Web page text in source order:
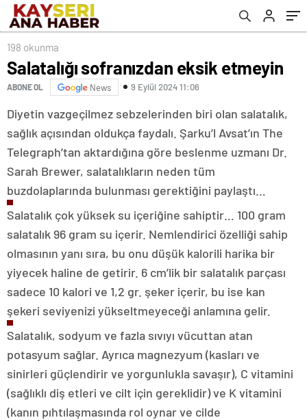
198 okunma
Salatalığı sofranızdan eksik etmeyin
ABONE OL News 9 Eylül 2024 11:06
Diyetin vazgeçilmez sebzelerinden biri olan salatalık,
sağlık açısından oldukça faydalı. Şarku’l Avsat’ın The
Telegraph’tan aktardığına göre beslenme uzmanı Dr.
Sarah Brewer, salatalıkların neden tüm
buzdolaplarında bulunması gerektiğini paylaştı…
Salatalık çok yüksek su içeriğine sahiptir… 100 gram
salatalık 96 gram su içerir. Nemlendirici özelliği sahip
olmasının yanı sıra, bu onu düşük kalorili harika bir
yiyecek haline de getirir. 6 cm’lik bir salatalık parçası
sadece 10 kalori ve 1,2 gr. şeker içerir, bu ise kan
şekeri seviyenizi yükseltmeyeceği anlamına gelir.
Salatalık, sodyum ve fazla sıvıyı vücuttan atan
potasyum sağlar. Ayrıca magnezyum (kasları ve
sinirleri güçlendirir ve yorgunlukla savaşır), C vitamini
(sağlıklı diş etleri ve cilt için gereklidir) ve K vitamini
(kanın pıhtılaşmasında rol oynar ve cilde